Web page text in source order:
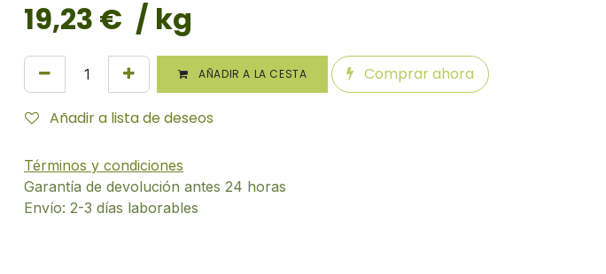
19,23 € / kg
AÑADIR A LA CESTA Comprar ahora
Añadir a lista de deseos
Términos y condiciones
Garantía de devolución antes 24 horas
Envío: 2-3 días laborables